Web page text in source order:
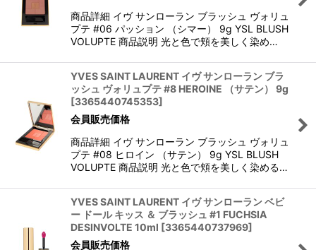
商品詳細 イヴ サンローラン ブラッシュ ヴォリュ
プテ #06 パッション （シマー） 9g YSL BLUSH
VOLUPTE 商品説明 光と色で頬を美しく染め…
YVES SAINT LAURENT イヴ サンローラン ブラ
ッシュ ヴォリュプテ #8 HEROINE （サテン） 9g
[3365440745353]
会員販売価格
商品詳細 イヴ サンローラン ブラッシュ ヴォリュ
プテ #08 ヒロイン （サテン） 9g YSL BLUSH
VOLUPTE 商品説明 光と色で頬を美しく染める…
YVES SAINT LAURENT イヴ サンローラン ベビ
ー ドール キッス ＆ ブラッシュ #1 FUCHSIA
DESINVOLTE 10ml [3365440737969]
会員販売価格